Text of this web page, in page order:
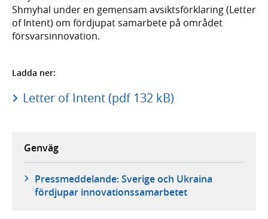
Shmyhal under en gemensam avsiktsförklaring (Letter
of Intent) om fördjupat samarbete på området
försvarsinnovation.
Ladda ner:
Letter of Intent (pdf 132 kB)
Genväg
Pressmeddelande: Sverige och Ukraina
fördjupar innovationssamarbetet